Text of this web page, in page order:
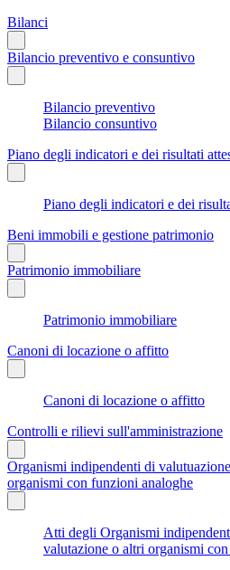
Bilanci
Bilancio preventivo e consuntivo
Bilancio preventivo
Bilancio consuntivo
Piano degli indicatori e dei risultati
Piano degli indicatori e dei
Beni immobili e gestione patrimonio
Patrimonio immobiliare
Patrimonio immobiliare
Canoni di locazione o affitto
Canoni di locazione o affitto
Controlli e rilievi sull'amministrazione
Organismi indipendenti di
organismi con funzioni analoghe
Atti degli Organismi
valutazione o altri organismi